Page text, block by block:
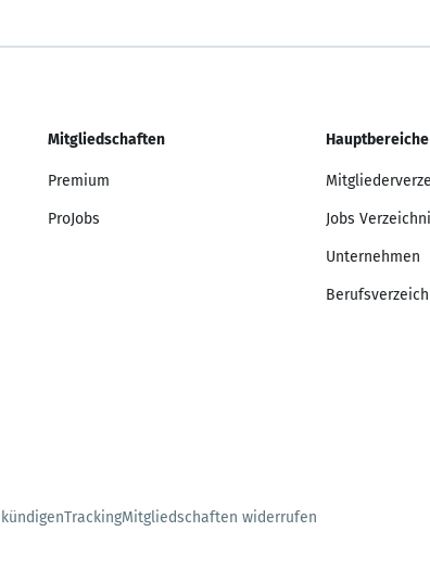
Mitgliedschaften
Premium
ProJobs
Hauptbereiche
Jobs
Unternehmen
TrackingMitgliedschaften widerrufen